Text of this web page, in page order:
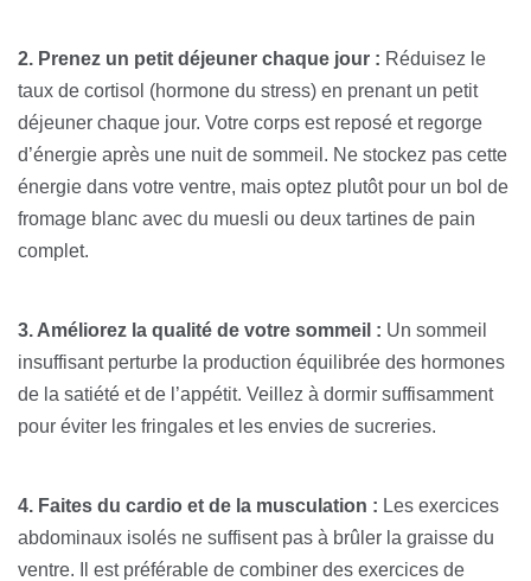
2. Prenez un petit déjeuner chaque jour : Réduisez le
taux de cortisol (hormone du stress) en prenant un petit
déjeuner chaque jour. Votre corps est reposé et regorge
d’énergie après une nuit de sommeil. Ne stockez pas cette
énergie dans votre ventre, mais optez plutôt pour un bol de
fromage blanc avec du muesli ou deux tartines de pain
complet.
3. Améliorez la qualité de votre sommeil : Un sommeil
insuffisant perturbe la production équilibrée des hormones
de la satiété et de l’appétit. Veillez à dormir suffisamment
pour éviter les fringales et les envies de sucreries.
4. Faites du cardio et de la musculation : Les exercices
abdominaux isolés ne suffisent pas à brûler la graisse du
ventre. Il est préférable de combiner des exercices de